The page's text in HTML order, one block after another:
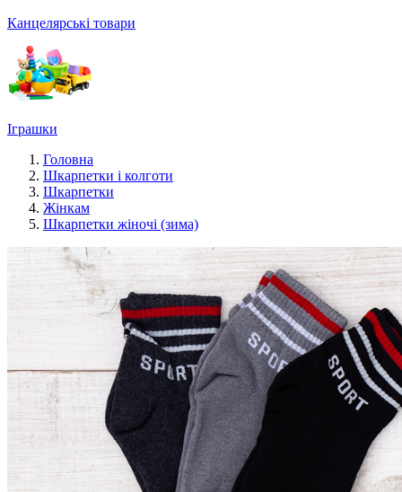
Канцелярські товари
Іграшки
Головна
Шкарпетки і колготи
Шкарпетки
Жінкам
Шкарпетки жіночі (зима)